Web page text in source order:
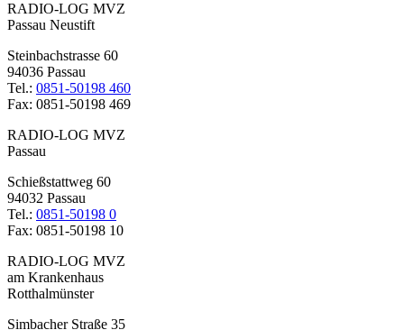
RADIO-LOG MVZ
Passau Neustift
Steinbachstrasse 60
94036 Passau
Tel.: 0851-50198 460
Fax: 0851-50198 469
RADIO-LOG MVZ
Passau
Schießstattweg 60
94032 Passau
Tel.: 0851-50198 0
Fax: 0851-50198 10
RADIO-LOG MVZ
am Krankenhaus
Rotthalmünster
Simbacher Straße 35